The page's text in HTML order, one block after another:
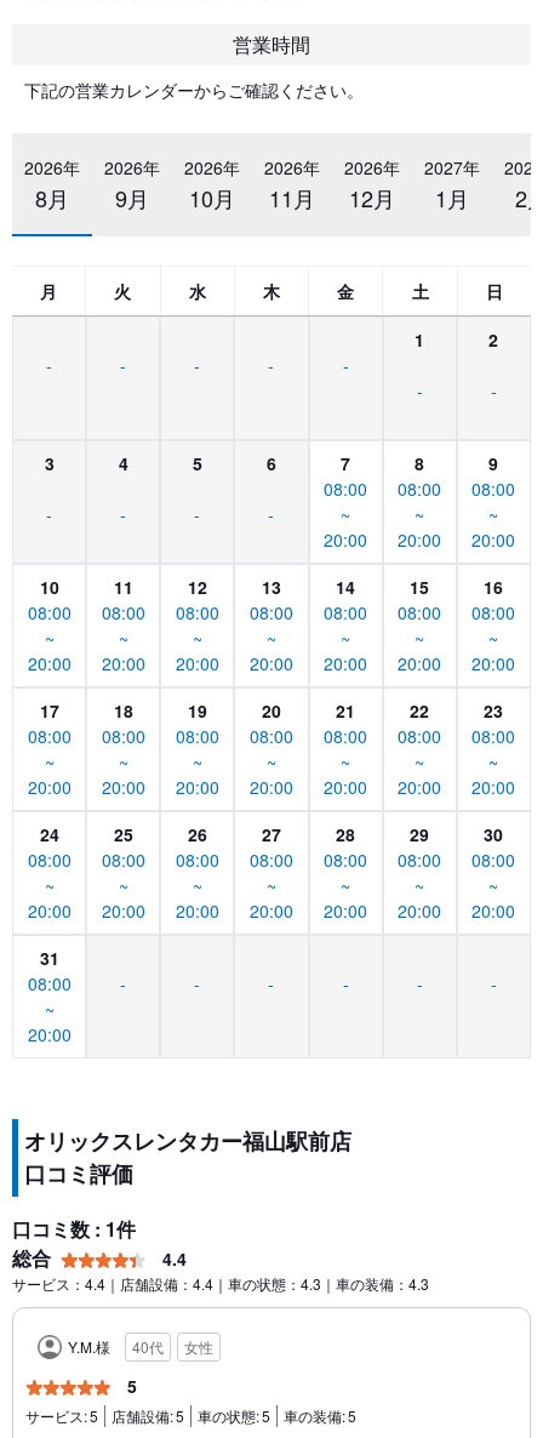
営業時間
下記の営業カレンダーからご確認ください。
2026年
8月
2026年
9月
2026年
10月
2026年
11月
2026年
12月
2027年
1月 2
月 火 水 木 金 土 日
- - - - -
1
-
2
-
3
-
4
-
5
-
6
-
7
08:00
~
20:00
8
08:00
~
20:00
9
08:00
~
20:00
10
08:00
~
20:00
11
08:00
~
20:00
12
08:00
~
20:00
13
08:00
~
20:00
14
08:00
~
20:00
15
08:00
~
20:00
16
08:00
~
20:00
17
08:00
~
20:00
18
08:00
~
20:00
19
08:00
~
20:00
20
08:00
~
20:00
21
08:00
~
20:00
22
08:00
~
20:00
23
08:00
~
20:00
24
08:00
~
20:00
25
08:00
~
20:00
26
08:00
~
20:00
27
08:00
~
20:00
28
08:00
~
20:00
29
08:00
~
20:00
30
08:00
~
20:00
31
08:00
~
20:00
- - - - - -
オリックスレンタカー福山駅前店
口コミ評価
口コミ数 : 1件
総合
4.4
サービス：4.4｜店舗設備：4.4｜車の状態：4.3｜車の装備：4.3
Y.M.様 40代 女性
5
サービス:5 店舗設備:5 車の状態:5 車の装備:5